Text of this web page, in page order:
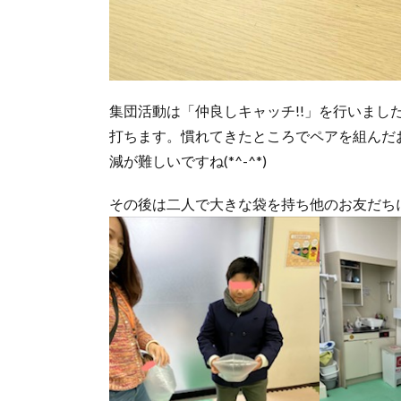
集団活動は「仲良しキャッチ!!」を行いまし
打ちます。慣れてきたところでペアを組ん
減が難しいですね(*^-^*)
その後は二人で大きな袋を持ち他のお友だ